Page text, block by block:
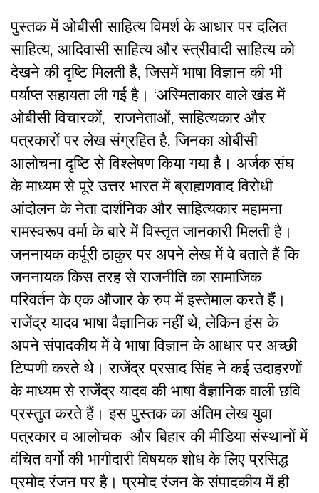
पुस्तक में ओबीसी साहित्य विमर्श के आधार पर दलित
साहित्य, आदिवासी साहित्य और स्त्रीवादी साहित्य को
देखने की दृष्टि मिलती है, जिसमें भाषा विज्ञान की भी
पर्याप्त सहायता ली गई है। ‘अस्मिताकार वाले खंड में
ओबीसी विचारकों, राजनेताओं, साहित्यकार और
पत्रकारों पर लेख संग्रहित है, जिनका ओबीसी
आलोचना दृष्टि से विश्लेषण किया गया है। अर्जक संघ
के माध्यम से पूरे उत्तर भारत में ब्राह्मणवाद विरोधी
आंदोलन के नेता दार्शनिक और साहित्यकार महामना
रामस्वरूप वर्मा के बारे में विस्तृत जानकारी मिलती है।
जननायक कर्पूरी ठाकुर पर अपने लेख में वे बताते हैं कि
जननायक किस तरह से राजनीति का सामाजिक
परिवर्तन के एक औजार के रुप में इस्तेमाल करते हैं।
राजेंद्र यादव भाषा वैज्ञानिक नहीं थे, लेकिन हंस के
अपने संपादकीय में वे भाषा विज्ञान के आधार पर अच्छी
टिप्पणी करते थे। राजेंद्र प्रसाद सिंह ने कई उदाहरणों
के माध्यम से राजेंद्र यादव की भाषा वैज्ञानिक वाली छवि
प्रस्तुत करते हैं। इस पुस्तक का अंतिम लेख युवा
पत्रकार व आलोचक और बिहार की मीडिया संस्थानों में
वंचित वर्गो की भागीदारी विषयक शोध के लिए प्रसिद्ध
प्रमोद रंजन पर है। प्रमोद रंजन के संपादकीय में ही